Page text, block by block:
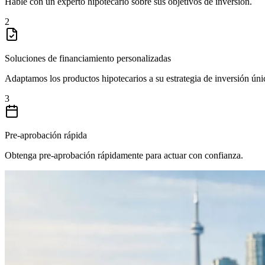
2
Soluciones de financiamiento personalizadas
Adaptamos los productos hipotecarios a su estrategia de inversión
3
Pre-aprobación rápida
Obtenga pre-aprobación rápidamente para actuar con confianza.